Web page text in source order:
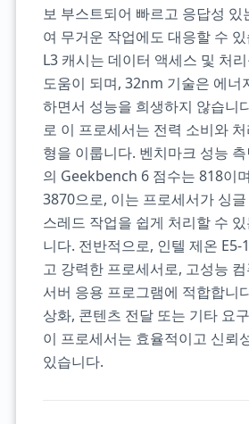
보 부스트되어 빠르고 응답성 있
여 무거운 작업에도 대응할 수
L3 캐시는 데이터 액세스 및 처
도움이 되며, 32nm 기술은 에너
하면서 성능을 희생하지 않습니
로 이 프로세서는 전력 소비와
형을 이룹니다. 벤치마크 성능
의 Geekbench 6 점수는 818이
3870으로, 이는 프로세서가 싱
스레드 작업을 쉽게 처리할 수
니다. 전반적으로, 인텔 제온 E5-
고 강력한 프로세서로, 고성능
서버 응용 프로그램에 적합합니
상화, 콘텐츠 전달 또는 기타 요
이 프로세서는 효율적이고 신뢰
있습니다.